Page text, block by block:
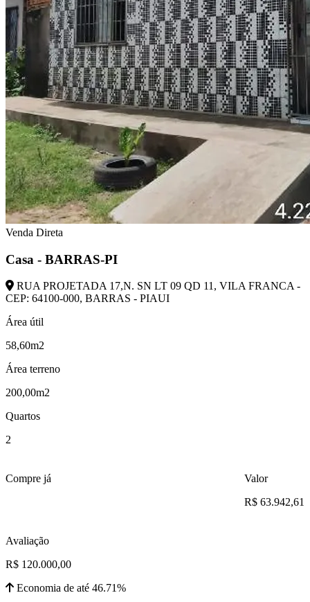
Venda Direta
Casa - BARRAS-PI
RUA PROJETADA 17,N. SN LT 09 QD 11, VILA FRANCA -
CEP: 64100-000, BARRAS - PIAUI
Área útil
58,60m2
Área terreno
200,00m2
Quartos
2
Compre já
Valor
R$ 63.942,61
Avaliação
R$ 120.000,00
Economia de até 46.71%